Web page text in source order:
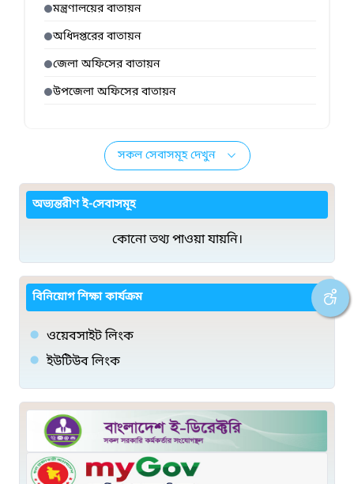
মন্ত্রণালয়ের বাতায়ন
অধিদপ্তরের বাতায়ন
জেলা অফিসের বাতায়ন
উপজেলা অফিসের বাতায়ন
সকল সেবাসমূহ দেখুন
অভ্যন্তরীণ ই-সেবাসমূহ
কোনো তথ্য পাওয়া যায়নি।
বিনিয়োগ শিক্ষা কার্যক্রম
ওয়েবসাইট লিংক
ইউটিউব লিংক